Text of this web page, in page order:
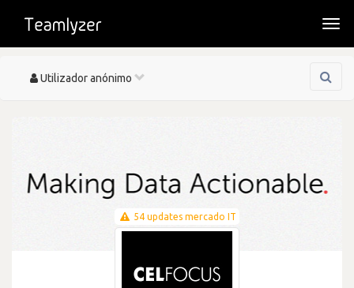
Toggle
Utilizador anónimo
54 updates mercado IT